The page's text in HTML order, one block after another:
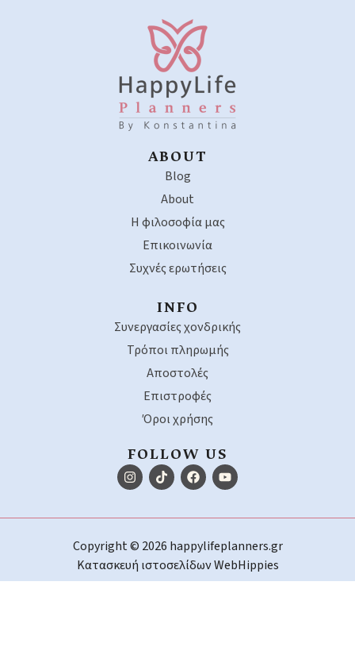
ABOUT
Blog
About
Η φιλοσοφία μας
Επικοινωνία
Συχνές ερωτήσεις
INFO
Συνεργασίες χονδρικής
Τρόποι πληρωμής
Αποστολές
Επιστροφές
Όροι χρήσης
FOLLOW US
Copyright © 2026 happylifeplanners.gr
Κατασκευή ιστοσελίδωνWebHippies